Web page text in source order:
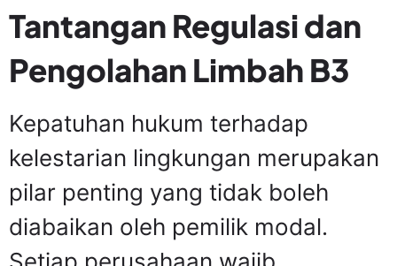
Tantangan Regulasi dan
Pengolahan Limbah B3
Kepatuhan hukum terhadap
kelestarian lingkungan merupakan
pilar penting yang tidak boleh
diabaikan oleh pemilik modal.